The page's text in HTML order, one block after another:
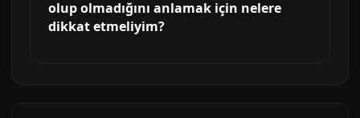
olup olmadığını anlamak için nelere
dikkat etmeliyim?